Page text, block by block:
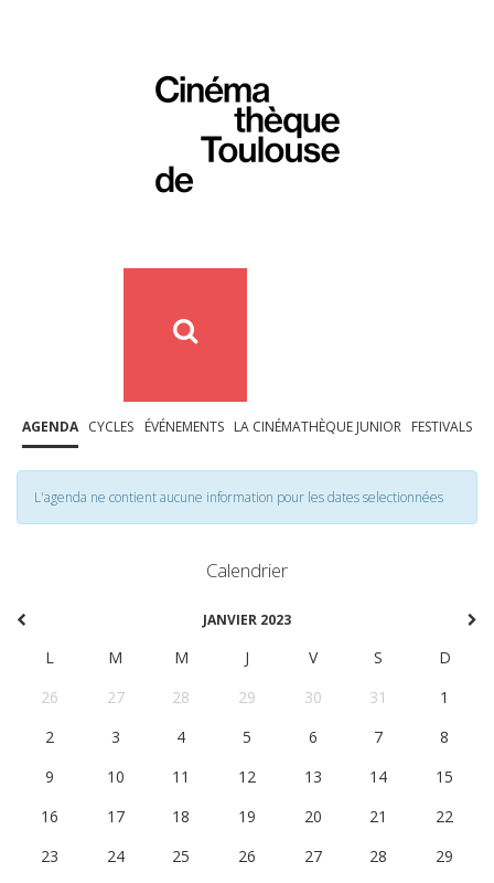
AGENDA CYCLES ÉVÉNEMENTS LA CINÉMATHÈQUE JUNIOR FESTIVALS
L'agenda ne contient aucune information pour les dates selectionnées
Calendrier
JANVIER 2023
L M M J V S
D
26
27 28 29 30 31
1
2
3 4 5 6 7
8
9
10 11 12 13 14
15
16
17 18 19 20 21
22
23
24 25 26 27 28
29